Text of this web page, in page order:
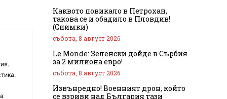
Каквото повикало в Петрохан,
такова се и обадило в Пловдив!
(Снимки)
събота, 8 август 2026
Le Monde: Зеленски дойде в Сърбия
за 2 милиона евро!
събота, 8 август 2026
Извънредно! Военният дрон, който
се взриви над България тази